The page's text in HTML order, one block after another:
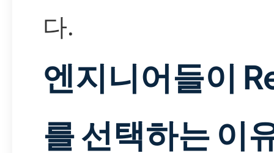
다.
엔지니어들이
를 선택하는 이